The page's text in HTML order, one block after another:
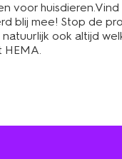
voor huisdieren.Vind
blij mee! Stop de
ook altijd
HEMA.